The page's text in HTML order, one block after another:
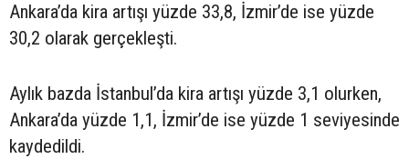
Ankara’da kira artışı yüzde 33,8, İzmir’de ise yüzde
30,2 olarak gerçekleşti.
Aylık bazda İstanbul’da kira artışı yüzde 3,1 olurken,
Ankara’da yüzde 1,1, İzmir’de ise yüzde 1 seviyesinde
kaydedildi.